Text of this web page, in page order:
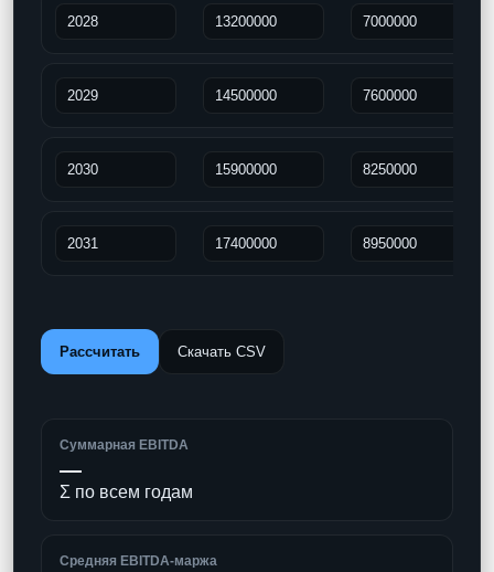
Вход в личный кабинет
Рассчитать Скачать CSV
Суммарная EBITDA
—
Σ по всем годам
Средняя EBITDA-маржа